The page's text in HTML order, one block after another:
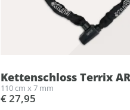
Kettenschloss Terrix
110 cm x 7 mm
€ 27,95